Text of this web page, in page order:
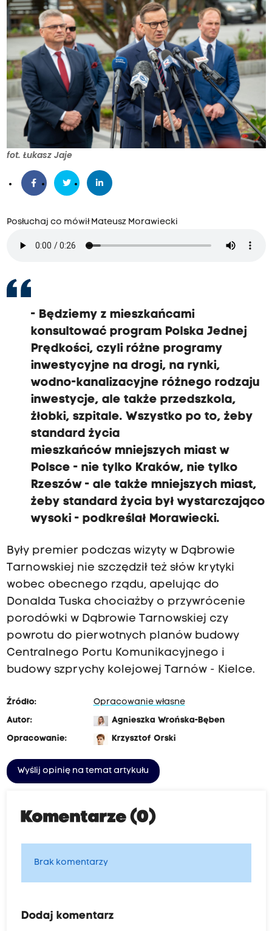
fot. Łukasz Jaje
Posłuchaj co mówił Mateusz Morawiecki
- Będziemy z mieszkańcami
konsultować program Polska Jednej
Prędkości, czyli różne programy
inwestycyjne na drogi, na rynki,
wodno-kanalizacyjne różnego rodzaju
inwestycje, ale także przedszkola,
żłobki, szpitale. Wszystko po to, żeby
standard życia
mieszkańców mniejszych miast w
Polsce - nie tylko Kraków, nie tylko
Rzeszów - ale także mniejszych miast,
żeby standard życia był wystarczająco
wysoki - podkreślał Morawiecki.
Były premier podczas wizyty w Dąbrowie
Tarnowskiej nie szczędził też słów krytyki
wobec obecnego rządu, apelując do
Donalda Tuska chociażby o przywrócenie
porodówki w Dąbrowie Tarnowskiej czy
powrotu do pierwotnych planów budowy
Centralnego Portu Komunikacyjnego i
budowy szprychy kolejowej Tarnów - Kielce.
Źródło:
Opracowanie własne
Autor:
Agnieszka Wrońska-Bęben
Opracowanie:
Krzysztof Orski
Wyślij opinię na temat artykułu
Komentarze (0)
Brak komentarzy
Dodaj komentarz